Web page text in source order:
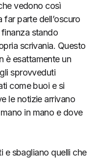
vedono così
parte dell’oscuro
stando
scrivania. Questo
è esattamente un
sprovveduti
come buoi e si
le notizie arrivano
in mano e dove
e sbagliano quelli che